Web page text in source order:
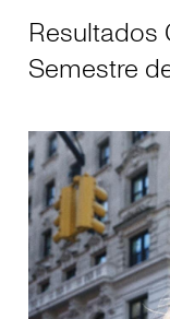
Resultados
Semestre